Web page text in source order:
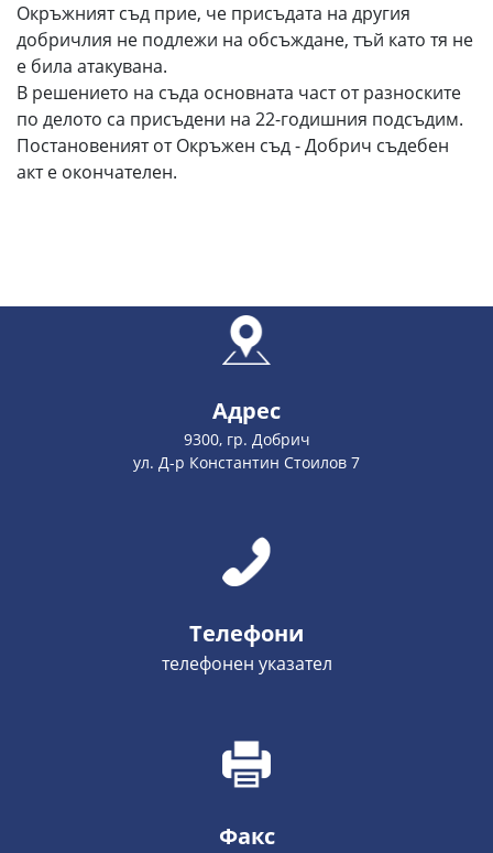
Окръжният съд прие, че присъдата на другия
добричлия не подлежи на обсъждане, тъй като тя не
е била атакувана.
В решението на съда основната част от разноските
по делото са присъдени на 22-годишния подсъдим.
Постановеният от Окръжен съд - Добрич съдебен
акт е окончателен.
Адрес
9300, гр. Добрич
ул. Д-р Константин Стоилов 7
Телефони
телефонен указател
Факс